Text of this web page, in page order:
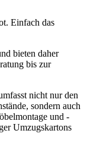
Einfach das
bieten daher
bis zur
nicht nur den
sondern auch
und -
Umzugskartons